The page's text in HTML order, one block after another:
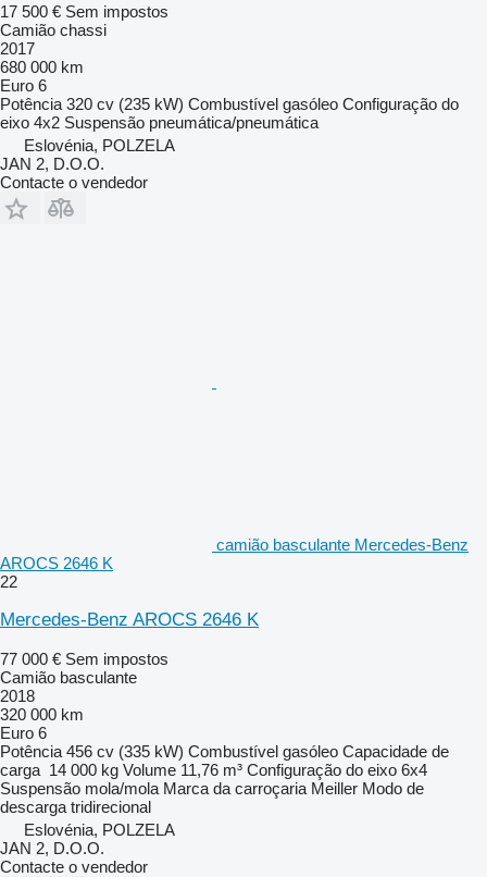
17 500 € Sem impostos
Camião chassi
2017
680 000 km
Euro 6
Potência 320 cv (235 kW) Combustível gasóleo Configuração do
eixo 4x2 Suspensão pneumática/pneumática
Eslovénia, POLZELA
JAN 2, D.O.O.
Contacte o vendedor
camião basculante Mercedes-Benz
AROCS 2646 K
22
Mercedes-Benz AROCS 2646 K
77 000 € Sem impostos
Camião basculante
2018
320 000 km
Euro 6
Potência 456 cv (335 kW) Combustível gasóleo Capacidade de
carga 14 000 kg Volume 11,76 m³ Configuração do eixo 6x4
Suspensão mola/mola Marca da carroçaria Meiller Modo de
descarga tridirecional
Eslovénia, POLZELA
JAN 2, D.O.O.
Contacte o vendedor